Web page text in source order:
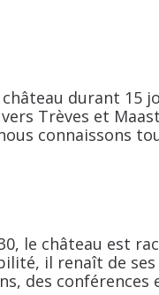
durant 15
Trèves et
connaissons
le château est
il renaît de
des conférences